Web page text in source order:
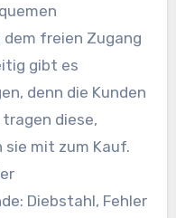
freien Zugang
gibt es
denn die Kunden
diese,
sie mit zum Kauf.
Diebstahl, Fehler